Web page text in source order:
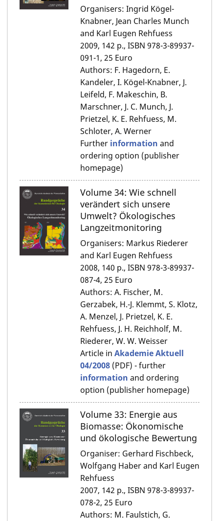
Organisers: Ingrid Kögel-
Knabner, Jean Charles Munch
and Karl Eugen Rehfuess
2009, 142 p., ISBN 978-3-89937-
091-1, 25 Euro
Authors: F. Hagedorn, E.
Kandeler, I. Kögel-Knabner, J.
Leifeld, F. Makeschin, B.
Marschner, J. C. Munch, J.
Prietzel, K. E. Rehfuess, M.
Schloter, A. Werner
Further information and
ordering option (publisher
homepage)
Volume 34: Wie schnell
verändert sich unsere
Umwelt? Ökologisches
Langzeitmonitoring
Organisers: Markus Riederer
and Karl Eugen Rehfuess
2008, 140 p., ISBN 978-3-89937-
087-4, 25 Euro
Authors: A. Fischer, M.
Gerzabek, H.-J. Klemmt, S. Klotz,
A. Menzel, J. Prietzel, K. E.
Rehfuess, J. H. Reichholf, M.
Riederer, W. W. Weisser
Article in Akademie Aktuell
04/2008 (PDF) - further
information and ordering
option (publisher homepage)
Volume 33: Energie aus
Biomasse: Ökonomische
und ökologische Bewertung
Organiser: Gerhard Fischbeck,
Wolfgang Haber and Karl Eugen
Rehfuess
2007, 142 p., ISBN 978-3-89937-
078-2, 25 Euro
Authors: M. Faulstich, G.